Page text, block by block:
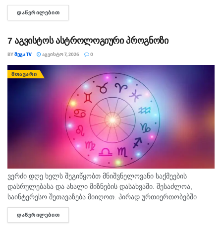
რომლითაც დადასტურდა, რომ რუსეთის ჯარმა საქართველოს
სახელმწიფო საზღვარი სწორედ 7...
ᲓᲐᲬᲕᲠᲘᲚᲔᲑᲘᲗ
7 აგვისტოს ასტროლოგიური პროგნოზი
BYᲛᲔᲒᲐ TV ᲐᲒᲕᲘᲡᲢᲝ 7, 2026 0
ᲛᲗᲐᲕᲐᲠᲘ
ვერძი დღე ხელს შეგიწყობთ მნიშვნელოვანი საქმეების
დასრულებასა და ახალი მიზნების დასახვაში. შესაძლოა,
საინტერესო შეთავაზება მიიღოთ. პირად ურთიერთობებში
გულწრფელი საუბარი ბევრ გაუგებრობას გააქრობს. კურო
ფინანსურ საკითხებში სიფრთხილე გამოიჩინეთ და ემოციური...
ᲓᲐᲬᲕᲠᲘᲚᲔᲑᲘᲗ